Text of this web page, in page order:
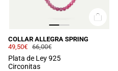
COLLAR ALLEGRA SPRING
49,50€ 66,00€
Plata de Ley 925
Circonitas